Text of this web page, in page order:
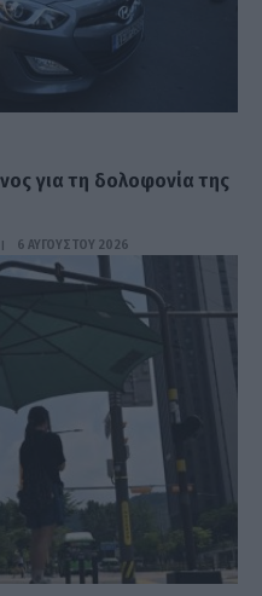
για τη δολοφονία της
6 ΑΥΓΟΎΣΤΟΥ 2026